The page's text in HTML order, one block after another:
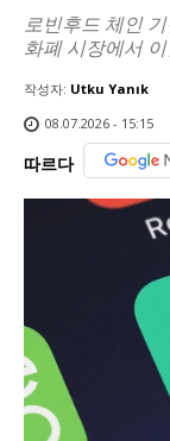
로빈후드 체인
화폐 시장에서
작성자: Utku Yanık
08.07.2026 - 15:15
따르다